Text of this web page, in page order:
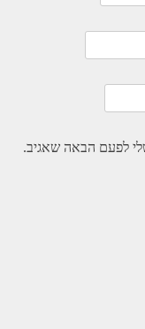
לפעם הבאה שאגיב.